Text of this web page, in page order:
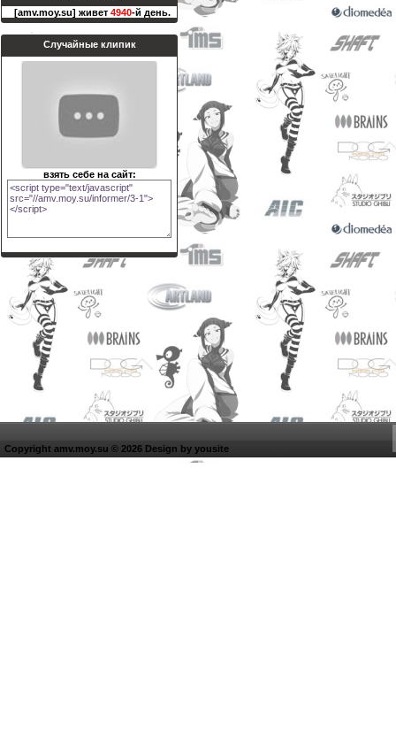
[amv.moy.su] живет 4940-й день.
Случайные клипик
взять себе на сайт:
Copyright amv.moy.su © 2026 Design by yousite